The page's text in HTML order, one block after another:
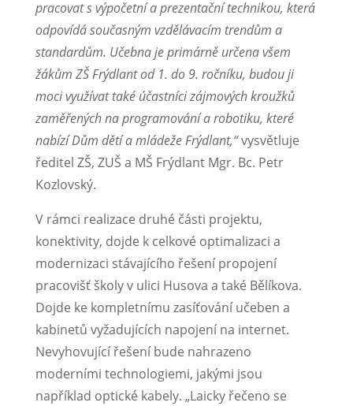
pracovat s výpočetní a prezentační technikou, která
odpovídá současným vzdělávacím trendům a
standardům. Učebna je primárně určena všem
žákům ZŠ Frýdlant od 1. do 9. ročníku, budou ji
moci využívat také účastníci zájmových kroužků
zaměřených na programování a robotiku, které
nabízí Dům dětí a mládeže Frýdlant,“vysvětluje
ředitel ZŠ, ZUŠ a MŠ Frýdlant Mgr. Bc. Petr
Kozlovský.
V rámci realizace druhé části projektu,
konektivity, dojde k celkové optimalizaci a
modernizaci stávajícího řešení propojení
pracovišť školy v ulici Husova a také Bělíkova.
Dojde ke kompletnímu zasíťování učeben a
kabinetů vyžadujících napojení na internet.
Nevyhovující řešení bude nahrazeno
moderními technologiemi, jakými jsou
například optické kabely. „Laicky řečeno se